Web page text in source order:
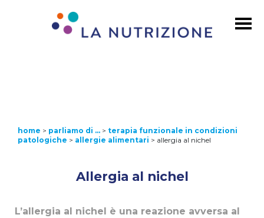
home > parliamo di … > terapia funzionale in condizioni
patologiche > allergie alimentari > allergia al nichel
Allergia al nichel
L’allergia al nichel è una reazione avversa al